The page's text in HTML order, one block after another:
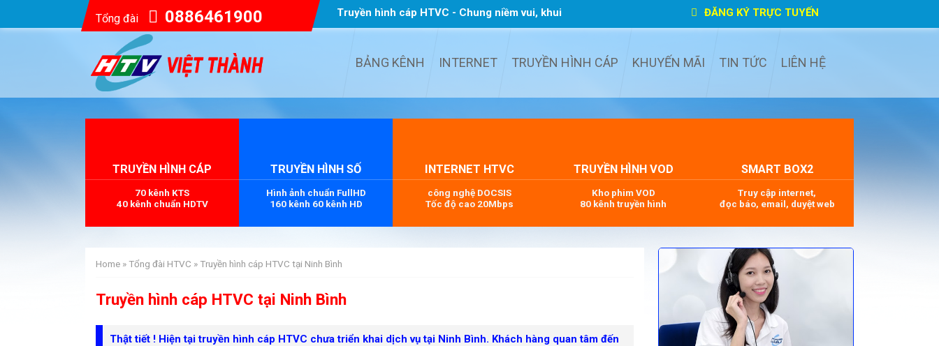
Tổng đài 0886461900 Truyền hình cáp HTVC - Chung niềm vui, khui ĐĂNG KÝ TRỰC TUYẾN
BẢNG KÊNH INTERNET TRUYỀN HÌNH CÁP KHUYẾN MÃI TIN TỨC LIÊN HỆ
TRUYỀN HÌNH CÁP
70 kênh KTS
40 kênh chuẩn HDTV
TRUYỀN HÌNH SỐ
Hình ảnh chuẩn FullHD
160 kênh 60 kênh HD
INTERNET HTVC
công nghệ DOCSIS
Tốc độ cao 20Mbps
TRUYỀN HÌNH VOD
Kho phim VOD
80 kênh truyền hình
SMART BOX2
Truy cập internet,
đọc báo, email, duyệt web
Home »Tổng đài HTVC »Truyền hình cáp HTVC tại Ninh Bình
Truyền hình cáp HTVC tại Ninh Bình
Thật tiết ! Hiện tại truyền hình cáp HTVC chưa triển khai dịch vụ tại Ninh Bình. Khách hàng quan tâm đến